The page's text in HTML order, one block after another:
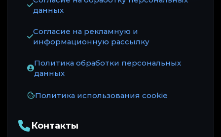
данных
Согласие на рекламную и
информационную рассылку
Политика обработки персональных
данных
Политика использования cookie
Контакты